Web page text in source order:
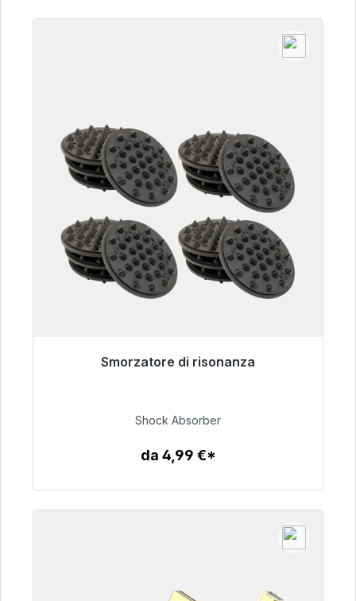
Smorzatore di risonanza
Pronto per la spedizione immediata, tempo di
54,99 €
Shock Absorber
da 4,99 €*